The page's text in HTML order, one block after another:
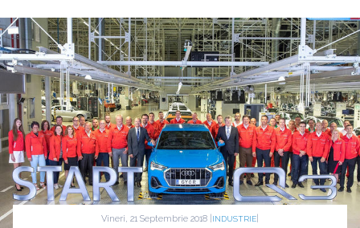
Vineri, 21 Septembrie 2018 | INDUSTRIE